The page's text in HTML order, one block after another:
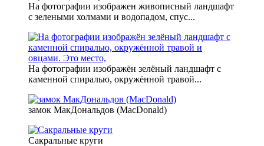
На фотографии изображен живописный ландшафт
с зелеными холмами и водопадом, спус...
На фотографии изображён зелёный ландшафт с
каменной спиралью, окружённой травой...
замок МакДональдов (MacDonald)
Сакральные круги